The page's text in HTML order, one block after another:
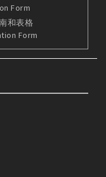
Form
和表格
Form